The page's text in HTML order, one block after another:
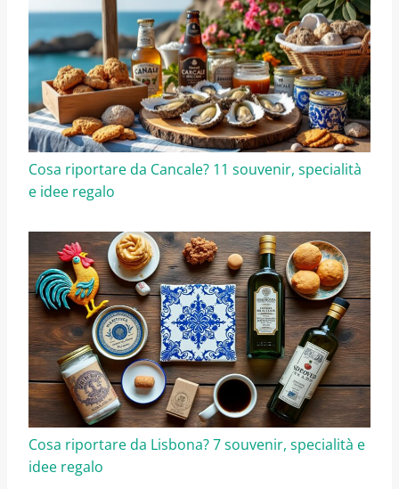
Cosa riportare da Cancale? 11 souvenir, specialità
e idee regalo
Cosa riportare da Lisbona? 7 souvenir, specialità e
idee regalo